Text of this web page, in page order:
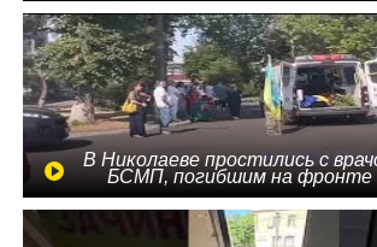
В Николаеве простились с
БСМП, погибшим на фронте